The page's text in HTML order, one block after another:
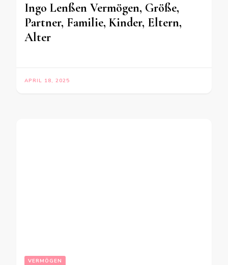
Ingo Lenßen Vermögen, Größe,
Partner, Familie, Kinder, Eltern,
Alter
APRIL 18, 2025
VERMÖGEN